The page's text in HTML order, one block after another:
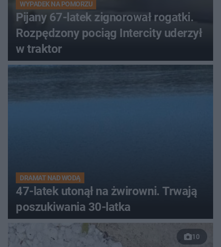
WYPADEK NA POMORZU
Pijany 67-latek zignorował rogatki.
Rozpędzony pociąg Intercity uderzył
w traktor
DRAMAT NAD WODĄ
47-latek utonął na żwirowni. Trwają
poszukiwania 30-latka
10